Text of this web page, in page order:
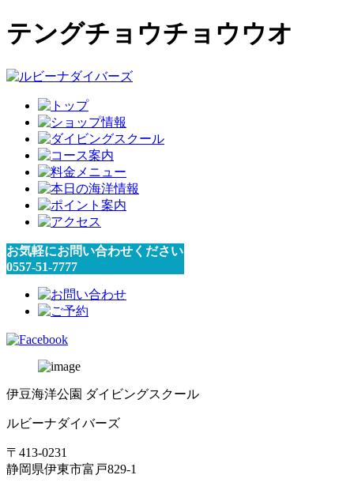
テングチョウチョウウオ
お気軽にお問い合わせください
0557-51-7777
伊豆海洋公園 ダイビングスクール
ルビーナダイバーズ
〒413-0231
静岡県伊東市富戸829-1